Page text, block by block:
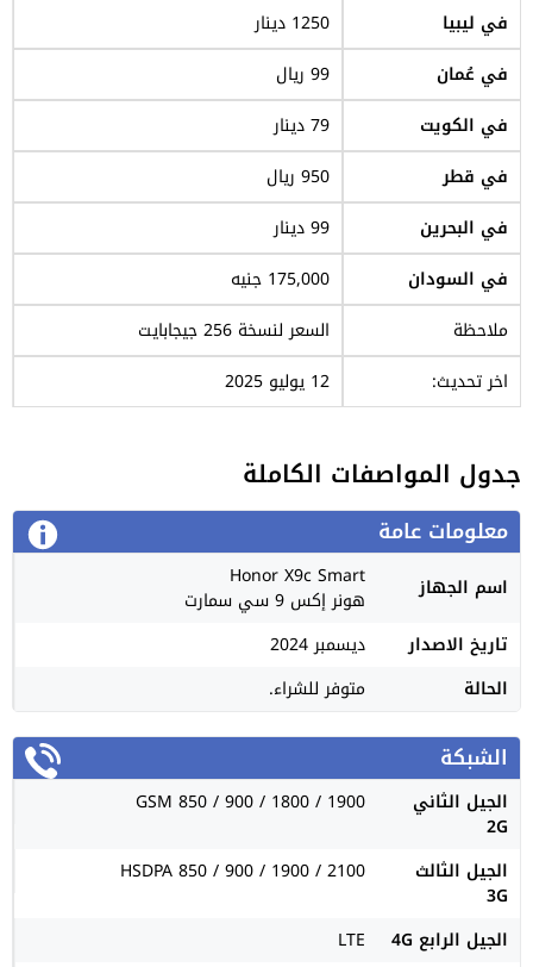
في ليبيا
1250 دينار
في عُمان
99 ريال
في الكويت
79 دينار
في قطر
950 ريال
في البحرين
99 دينار
في السودان
175,000 جنيه
ملاحظة
السعر لنسخة 256 جيجابايت
اخر تحديث:
12 يوليو 2025
جدول المواصفات الكاملة
معلومات عامة
اسم الجهاز Honor X9c Smart
هونر إكس 9 سي سمارت
تاريخ الاصدار
ديسمبر 2024
الحالة
متوفر للشراء.
الشبكة
الجيل الثاني
2G
GSM 850 / 900 / 1800 / 1900
الجيل الثالث
3G
HSDPA 850 / 900 / 1900 / 2100
الجيل الرابع 4G
LTE